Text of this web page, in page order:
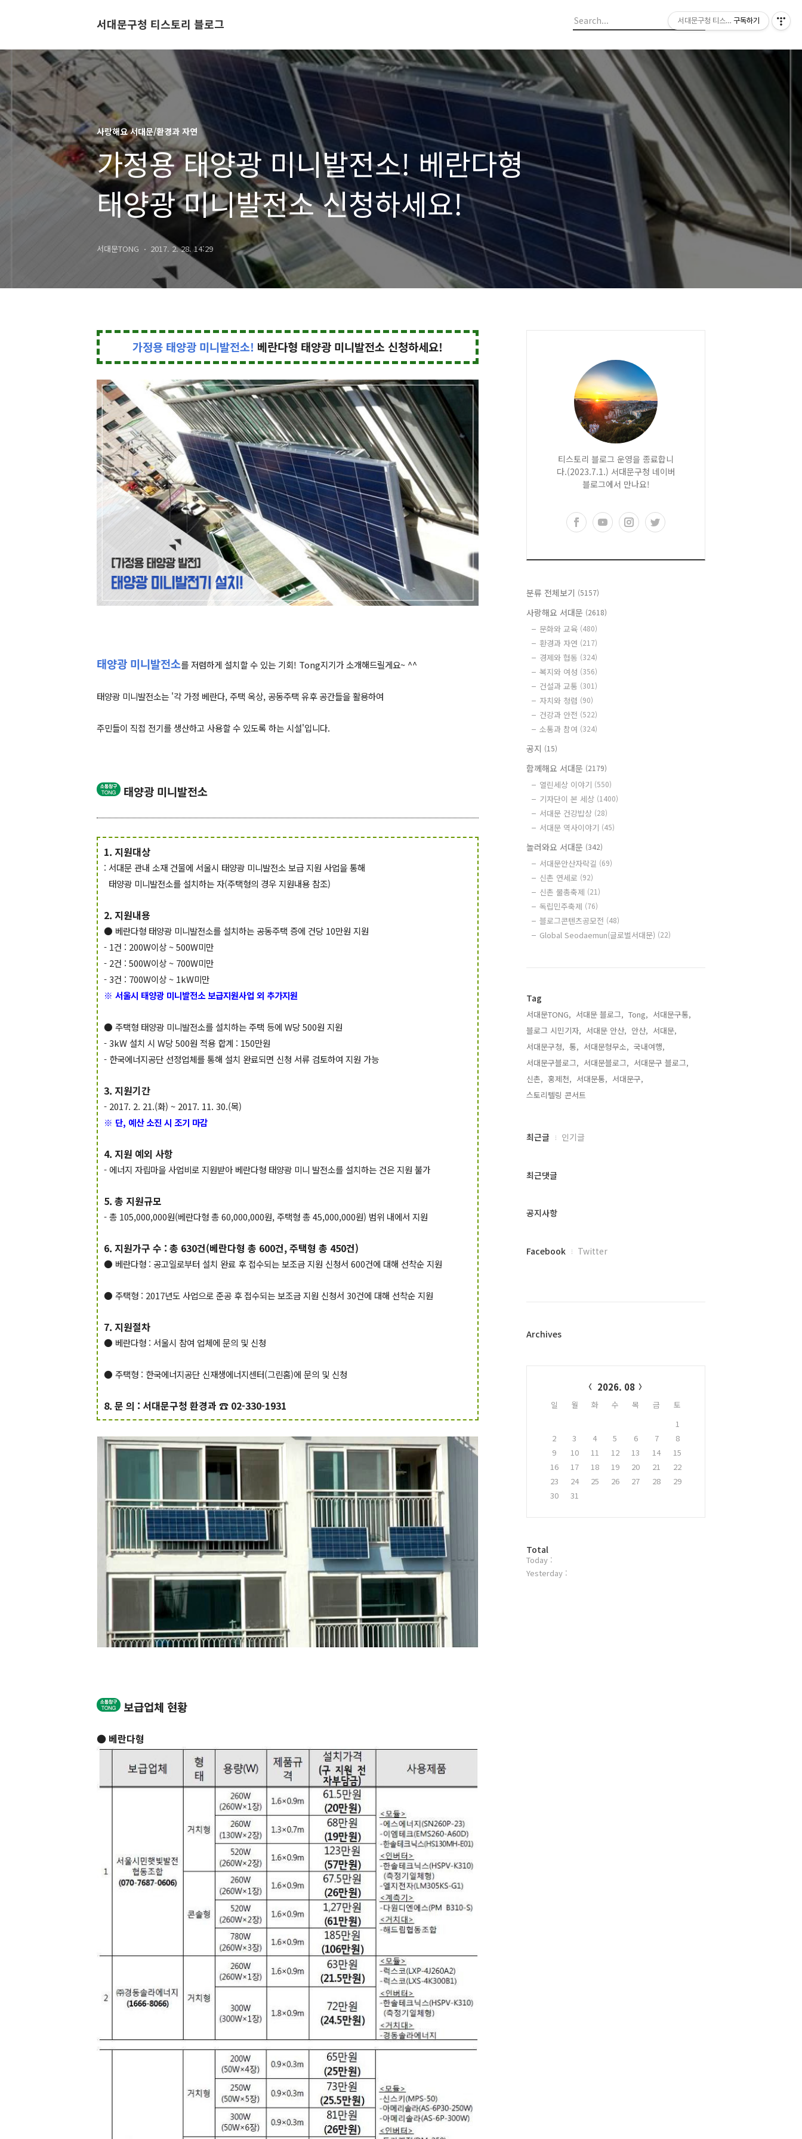
서대문구청 티스토리 블로그
사랑해요 서대문/환경과 자연
가정용 태양광 미니발전소! 베란다형
태양광 미니발전소 신청하세요!
서대문TONG 2017. 2. 28. 14:29
가정용 태양광 미니발전소! 베란다형 태양광 미니발전소 신청하세요!
태양광 미니발전소를 저렴하게 설치할 수 있는 기회! Tong지기가 소개해드릴게요~ ^^
태양광 미니발전소는 '각 가정 베란다, 주택 옥상, 공동주택 유후 공간들을 활용하여
주민들이 직접 전기를 생산하고 사용할 수 있도록 하는 시설'입니다.
태양광 미니발전소
1. 지원대상
: 서대문 관내 소재 건물에 서울시 태양광 미니발전소 보급 지원 사업을 통해
태양광 미니발전소를 설치하는 자(주택형의 경우 지원내용 참조)
2. 지원내용
● 베란다형 태양광 미니발전소를 설치하는 공동주택 증에 건당 10만원 지원
- 1건 : 200W이상 ~ 500W미만
- 2건 : 500W이상 ~ 700W미만
- 3건 : 700W이상 ~ 1kW미만
※ 서울시 태양광 미니발전소 보급지원사업 외 추가지원
● 주택형 태양광 미니발전소를 설치하는 주택 등에 W당 500원 지원
- 3kW 설치 시 W당 500원 적용 합계 : 150만원
- 한국에너지공단 선정업체를 통해 설치 완료되면 신청 서류 검토하여 지원 가능
3. 지원기간
- 2017. 2. 21.(화) ~ 2017. 11. 30.(목)
※ 단, 예산 소진 시 조기 마감
4. 지원 예외 사항
- 에너지 자립마을 사업비로 지원받아 베란다형 태양광 미니 발전소를 설치하는 건은지원 불가
5. 총 지원규모
- 총 105,000,000원(베란다형 총 60,000,000원, 주택형 총 45,000,000원) 범위 내에서 지원
6. 지원가구 수 : 총 630건(베란다형 총 600건, 주택형 총 450건)
● 베란다형 : 공고일로부터 설치 완료 후 접수되는 보조금 지원 신청서 600건에 대해 선착순 지원
● 주택형 : 2017년도 사업으로 준공 후 접수되는 보조금 지원 신청서 30건에 대해 선착순 지원
7. 지원절차
● 베란다형 : 서울시 참여 업체에 문의 및 신청
● 주택형 : 한국에너지공단 신재생에너지센터(그린홈)에 문의 및 신청
8. 문 의 : 서대문구청 환경과 ☎ 02-330-1931
보급업체 현황
● 베란다형
티스토리 블로그 운영을 종료합니
다.(2023.7.1.) 서대문구청 네이버
블로그에서 만나요!
분류 전체보기 (5157)
사랑해요 서대문 (2618)
문화와 교육 (480)
환경과 자연 (217)
경제와 협동 (324)
복지와 여성 (356)
건설과 교통 (301)
자치와 청렴 (90)
건강과 안전 (522)
소통과 참여 (324)
공지 (15)
함께해요 서대문 (2179)
열린세상 이야기 (550)
기자단이 본 세상 (1400)
서대문 건강밥상 (28)
서대문 역사이야기 (45)
놀러와요 서대문 (342)
서대문안산자락길 (69)
신촌 연세로 (92)
신촌 물총축제 (21)
독립민주축제 (76)
블로그콘텐츠공모전 (48)
Global Seodaemun(글로벌서대문) (22)
Tag
서대문TONG, 서대문 블로그, Tong, 서대문구통,
블로그 시민기자, 서대문 안산, 안산, 서대문,
서대문구청, 통, 서대문형무소, 국내여행,
서대문구블로그, 서대문블로그, 서대문구 블로그,
신촌, 홍제천, 서대문통, 서대문구,
스토리텔링 콘서트,
최
과
글
최근글 인기글
최근댓글
공지사항
페
플
Facebook Twitter
Archives
2026. 08
일 월 화 수 목 금
토
1
2
3 4 5 6 7
8
9
10 11 12 13 14
15
16
17 18 19 20 21
22
23
24 25 26 27 28
29
30
31
방
문
자
Total
Today :
Yesterday :
서대문구청 티스토리 블로그
구독하기